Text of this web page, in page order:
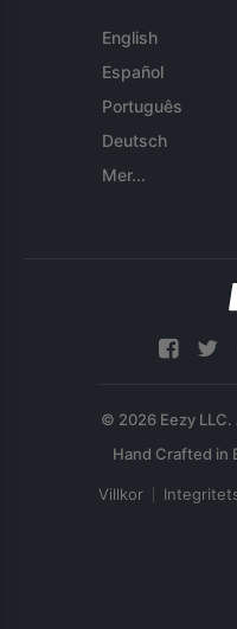
English
Español
Português
Deutsch
Mer...
© 2026 Eezy
Villkor